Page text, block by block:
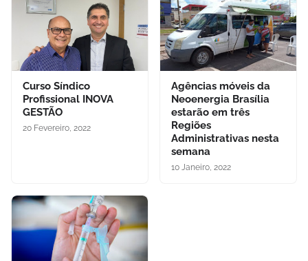
Curso Síndico
Profissional INOVA
GESTÃO
20 Fevereiro, 2022
Agências móveis da
Neoenergia Brasília
estarão em três
Regiões
Administrativas nesta
semana
10 Janeiro, 2022